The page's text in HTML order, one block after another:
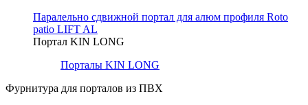
Паралельно сдвижной портал для алюм профиля Roto
patio LIFT AL
Портал KIN LONG
Порталы KIN LONG
Фурнитура для порталов из ПВХ